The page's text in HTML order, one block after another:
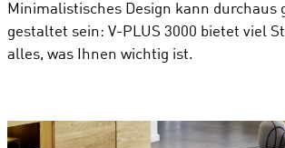
Minimalistisches Design kann durchaus
gestaltet sein: V-PLUS 3000 bietet viel
alles, was Ihnen wichtig ist.